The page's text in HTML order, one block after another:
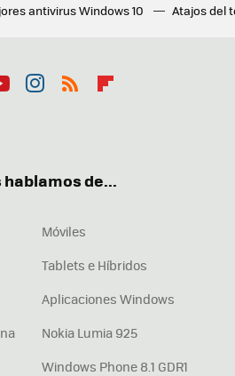
antivirus Windows 10 Atajos del
hablamos de...
Móviles
Tablets e Híbridos
Aplicaciones Windows
Nokia Lumia 925
Windows Phone 8.1 GDR1